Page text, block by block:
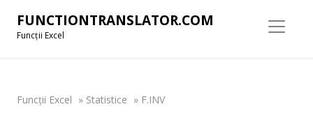
FUNCTIONTRANSLATOR.COM
Funcții Excel
Funcții Excel » Statistice » F.INV